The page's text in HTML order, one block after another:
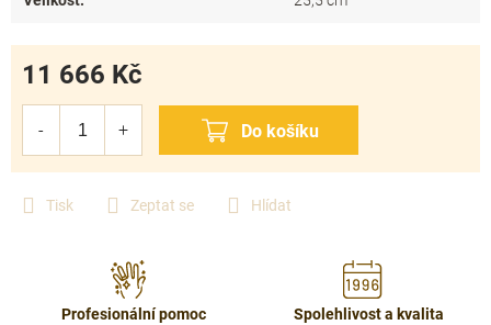
Tisk Zeptat se Hlídat
11 666 Kč
Profesionální pomoc
Spolehlivost a kvalita